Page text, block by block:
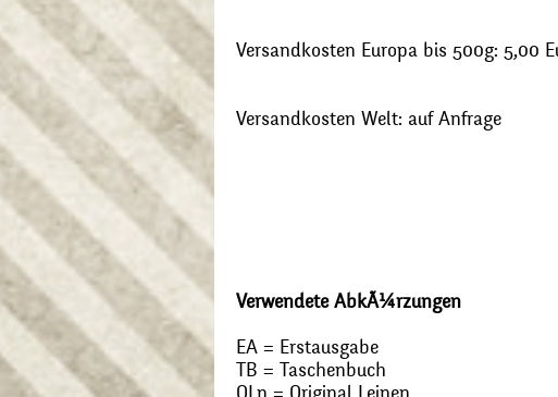
Versandkosten Europa bis 500g: 5,00
Versandkosten Welt: auf Anfrage
Verwendete AbkÃ¼rzungen
EA = Erstausgabe
TB = Taschenbuch